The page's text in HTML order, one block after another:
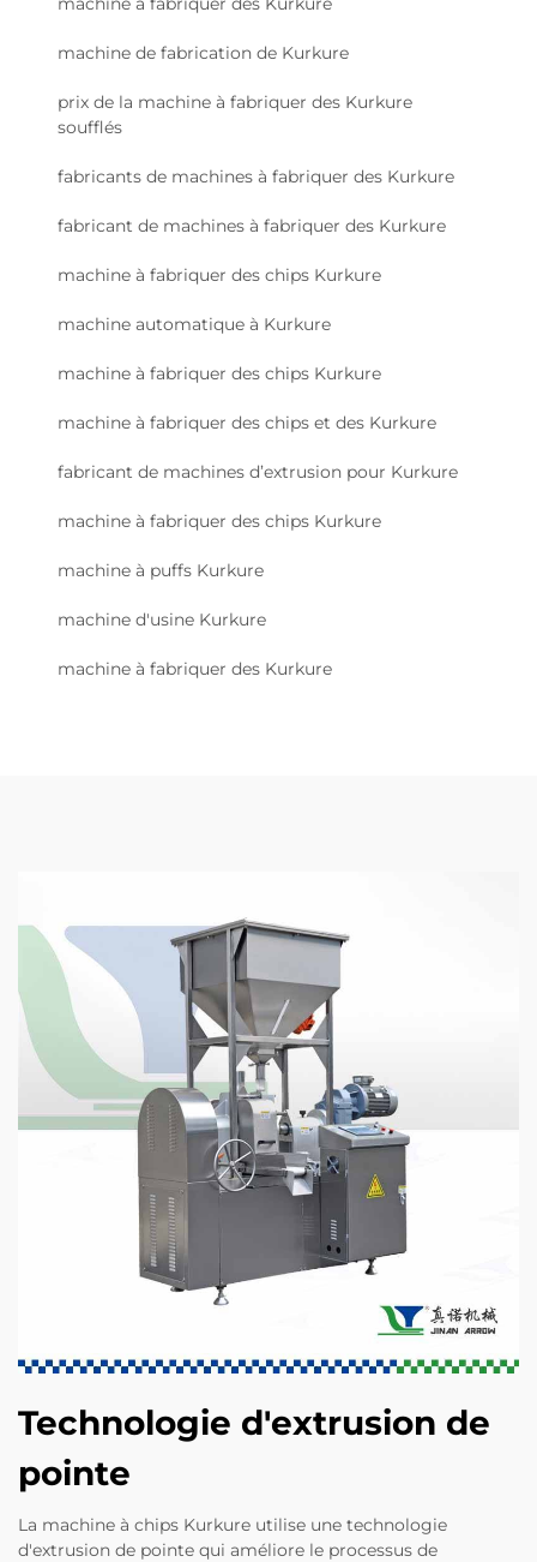
machine de fabrication de Kurkure
prix de la machine à fabriquer des Kurkure
soufflés
fabricants de machines à fabriquer des Kurkure
fabricant de machines à fabriquer des Kurkure
machine à fabriquer des chips Kurkure
machine automatique à Kurkure
machine à fabriquer des chips Kurkure
machine à fabriquer des chips et des Kurkure
fabricant de machines d’extrusion pour Kurkure
machine à fabriquer des chips Kurkure
machine à puffs Kurkure
machine d'usine Kurkure
machine à fabriquer des Kurkure
Technologie d'extrusion de
pointe
La machine à chips Kurkure utilise une technologie
d'extrusion de pointe qui améliore le processus de